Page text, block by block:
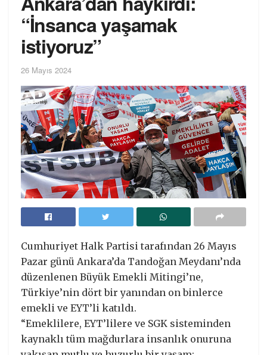
“İnsanca yaşamak
istiyoruz”
26 Mayıs 2024
Cumhuriyet Halk Partisi tarafından 26 Mayıs
Pazar günü Ankara’da Tandoğan Meydanı’nda
düzenlenen Büyük Emekli Mitingi’ne,
Türkiye’nin dört bir yanından on binlerce
emekli ve EYT’li katıldı.
“Emeklilere, EYT’lilere ve SGK sisteminden
kaynaklı tüm mağdurlara insanlık onuruna